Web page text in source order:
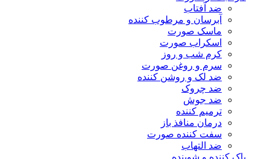
ضد آفتاب
آبرسان و مرطوب کننده
ماسک صورت
اسکراب صورت
کرم شب و روز
سرم و روغن صورت
ضد لک و روشن کننده
ضد چروک
ضد جوش
ترمیم کننده
درمان منافذ باز
سفت کننده صورت
ضد التهاب
پاک کننده و شوینده